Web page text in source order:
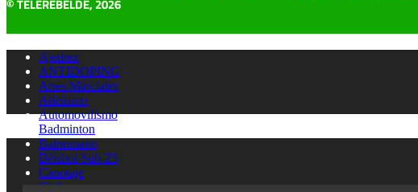
© TELEREBELDE, 2026
Ajedrez
ANTIDOPING
Artes Marciales
Atletismo
Automovilismo
Badminton
Balonmano
Béisbol Sub-23
Canotaje
Ciclismo